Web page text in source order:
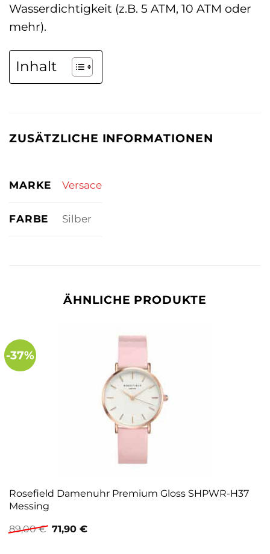
Wasserdichtigkeit (z.B. 5 ATM, 10 ATM oder
mehr).
Inhalt
ZUSÄTZLICHE INFORMATIONEN
MARKE Versace
FARBE Silber
ÄHNLICHE PRODUKTE
-37%
Rosefield Damenuhr Premium Gloss SHPWR-H37
Messing
89,00€ Ursprünglicher
Preis
71,90 €Aktueller